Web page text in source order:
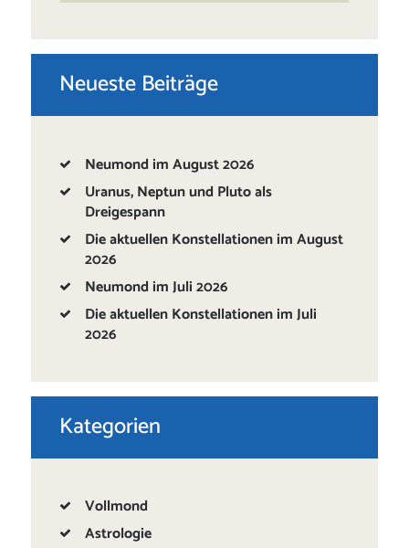
Neueste Beiträge
Neumond im August 2026
Uranus, Neptun und Pluto als
Dreigespann
Die aktuellen Konstellationen im August
2026
Neumond im Juli 2026
Die aktuellen Konstellationen im Juli
2026
Kategorien
Vollmond
Astrologie